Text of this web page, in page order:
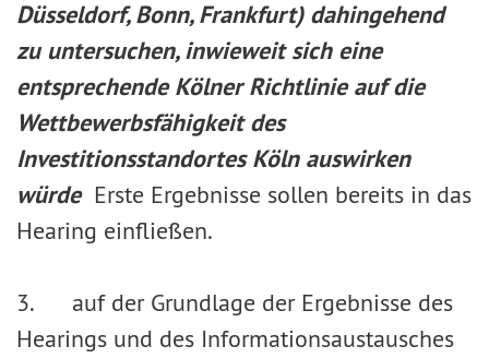
Düsseldorf, Bonn, Frankfurt) dahingehend
zu untersuchen, inwieweit sich eine
entsprechende Kölner Richtlinie auf die
Wettbewerbsfähigkeit des
Investitionsstandortes Köln auswirken
würde Erste Ergebnisse sollen bereits in das
Hearing einfließen.
3. auf der Grundlage der Ergebnisse des
Hearings und des Informationsaustausches